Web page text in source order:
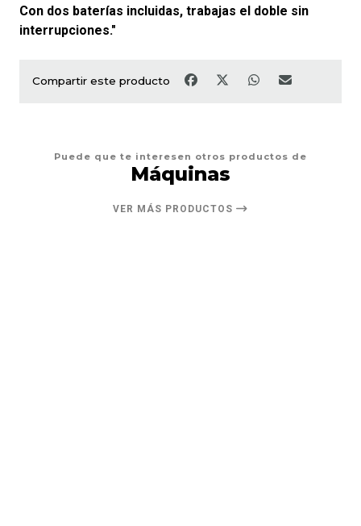
Con dos baterías incluidas, trabajas el doble sin
interrupciones."
Compartir este producto
Puede que te interesen otros productos de
Máquinas
VER MÁS PRODUCTOS